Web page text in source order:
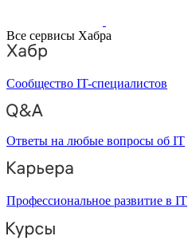
Все сервисы Хабра
Сообщество IT-специалистов
Ответы на любые вопросы об IT
Профессиональное развитие в IT